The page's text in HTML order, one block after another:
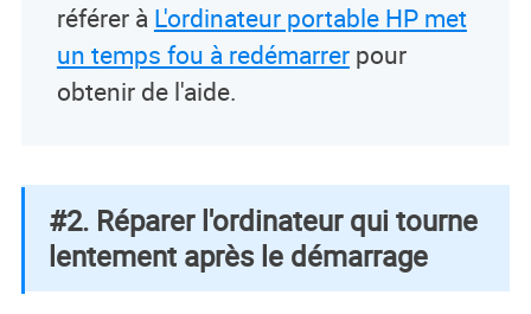
référer à L'ordinateur portable HP met
un temps fou à redémarrerpour
obtenir de l'aide.
#2. Réparer l'ordinateur qui tourne
lentement après le démarrage